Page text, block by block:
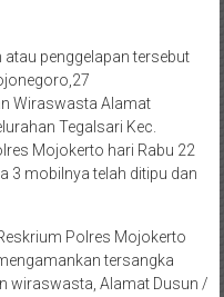
penggelapan tersebut
Wiraswasta Alamat
Tegalsari Kec.
Mojokerto hari Rabu 22
3 mobilnya telah ditipu dan
Polres Mojokerto
tersangka
wiraswasta, Alamat Dusun /